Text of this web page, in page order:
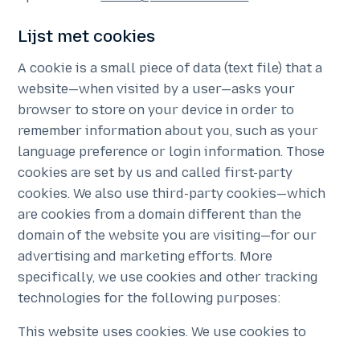
Lijst met cookies
A cookie is a small piece of data (text file) that a
website—when visited by a user—asks your
browser to store on your device in order to
remember information about you, such as your
language preference or login information. Those
cookies are set by us and called first-party
cookies. We also use third-party cookies—which
are cookies from a domain different than the
domain of the website you are visiting—for our
advertising and marketing efforts. More
specifically, we use cookies and other tracking
technologies for the following purposes:
This website uses cookies. We use cookies to